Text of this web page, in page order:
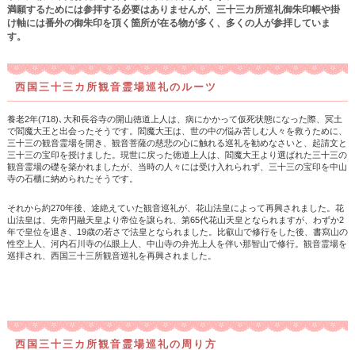
満願するためには参拝する必要はありませんが、三十三カ所巡礼御朱印帳や掛
け軸には番外の御朱印を頂く箇所が在る物が多く、多くの人が参拝していま
す。
西国三十三カ所観音霊場巡礼のルーツ
養老2年(718)､大和長谷寺の開山徳道上人は、病にかかって仮死状態になった際、冥土
で閻魔大王と出会ったそうです。閻魔大王は、世の中の悩み苦しむ人々を救うために、
三十三の観音霊場を開き、観音菩薩の慈悲の心に触れる巡礼を勧めなさいと、起請文と
三十三の宝印を授けました。現世に戻った徳道上人は、閻魔大王より選ばれた三十三の
観音霊場の礎を築かれましたが、当時の人々には受け入れられず、三十三の宝印を中山
寺の石櫃に納められたそうです。
それから約270年後、途絶えていた観音巡礼が、花山法皇によって再興されました。花
山法皇は、先帝円融天皇より帝位を譲られ、第65代花山天皇となられますが、わずか2
年で皇位を退き、19歳の若さで法皇となられました。比叡山で修行をした後、書寫山の
性空上人、河内石川寺の仏眼上人、中山寺の弁光上人を伴い那智山で修行。観音霊場を
巡拝され、西国三十三所観音巡礼を再興されました。
西国三十三カ所観音霊場巡礼の周り方